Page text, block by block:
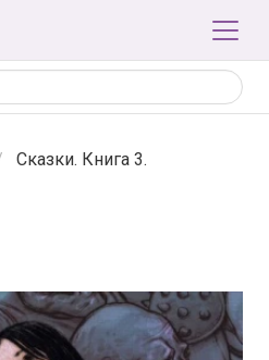
Сказки. Книга 3.